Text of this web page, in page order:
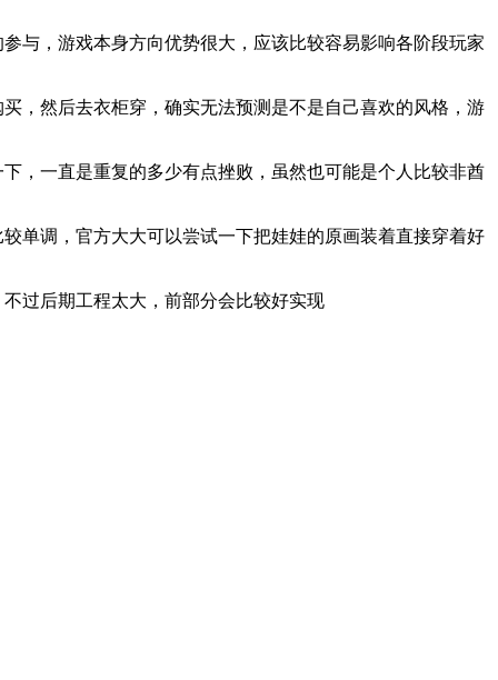
与，游戏本身方向优势很大，应该比较容易影响各阶段玩家
，然后去衣柜穿，确实无法预测是不是自己喜欢的风格，游
，一直是重复的多少有点挫败，虽然也可能是个人比较非酋
单调，官方大大可以尝试一下把娃娃的原画装着直接穿着好
过后期工程太大，前部分会比较好实现